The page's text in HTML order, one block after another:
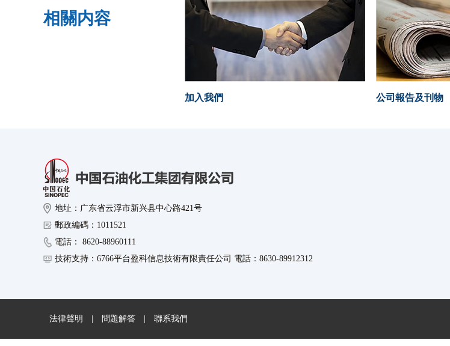
相關内容
加入我們 公司報告及刊物
地址：广东省云浮市新兴县中心路421号
郵政編碼：1011521
電話： 8620-88960111
技術支持：6766平台盈科信息技術有限責任公司 電話：8630-89912312
法律聲明 | 問題解答 | 聯系我們